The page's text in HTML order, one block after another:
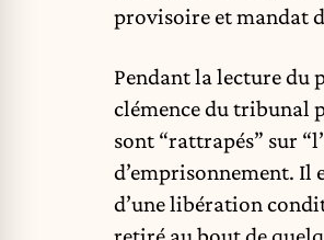
provisoire et mandat
Pendant la lecture du
clémence du tribunal
sont “rattrapés” sur
d’emprisonnement. Il
d’une libération